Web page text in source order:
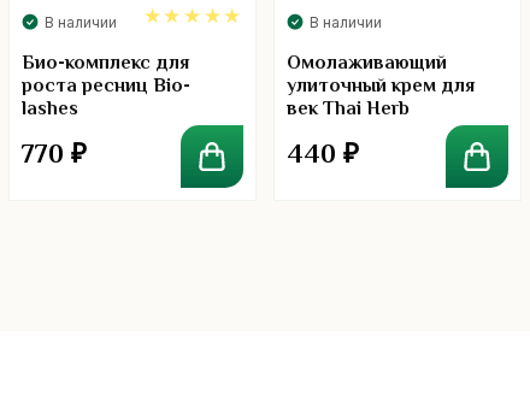
В наличии
5.00
Био-комплекс для
роста ресниц Bio-
lashes
770 ₽
В наличии
Омолаживающий
улиточный крем для
век Thai Herb
440 ₽